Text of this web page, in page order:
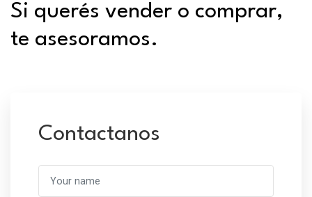
Si querés vender o comprar,
te asesoramos.
Contactanos